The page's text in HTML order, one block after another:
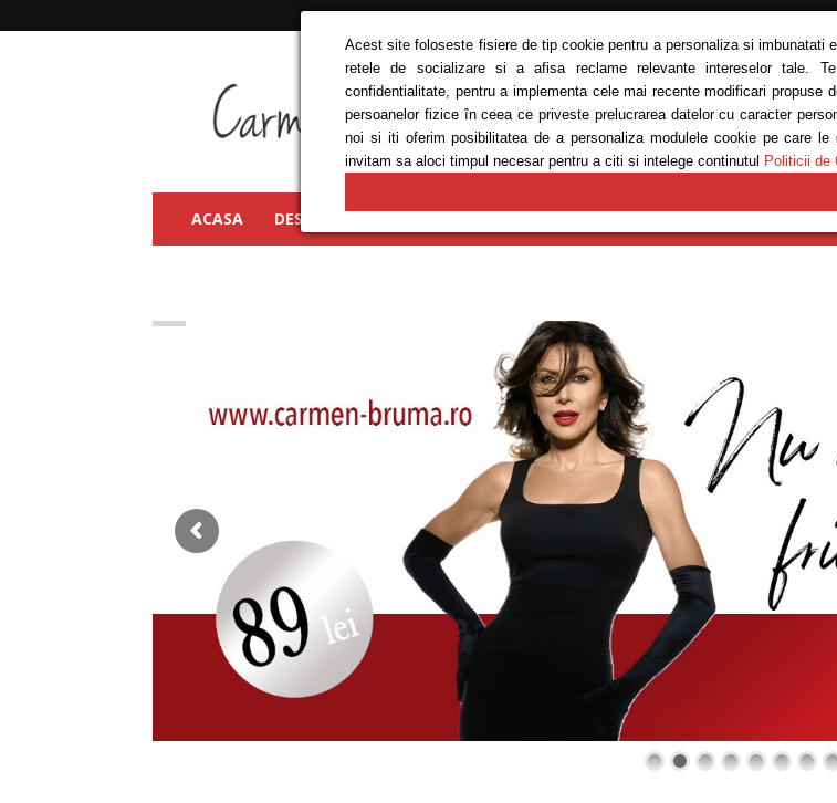
Bruma
ACASA DESPRE MINE FRUMUSEȚE MODĂ REȚETE SĂNĂTATE
Acest site foloseste fisiere de tip cookie pentru a personaliza si imbunatati
retele de socializare si a afisa reclame relevante intereselor tale.
confidentialitate, pentru a implementa cele mai recente modificari propuse
persoanelor fizice în ceea ce priveste prelucrarea datelor cu caracter
noi si iti oferim posibilitatea de a personaliza modulele cookie pe care
invitam sa aloci timpul necesar pentru a citi si intelege continutul Politicii de